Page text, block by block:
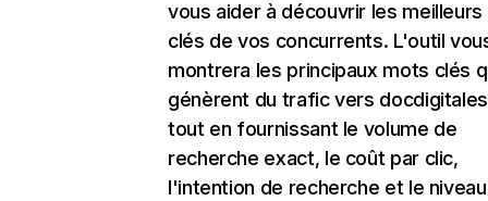
vous aider à découvrir les
clés de vos concurrents. L'outil
montrera les principaux mots clés
génèrent du trafic vers
tout en fournissant le volume de
recherche exact, le coût par clic,
l'intention de recherche et le